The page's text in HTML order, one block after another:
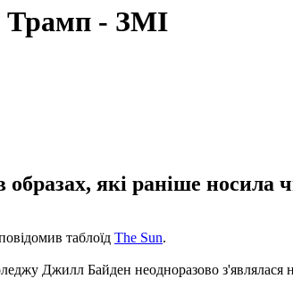
Трамп - ЗМІ
які раніше носила
таблоїд The ​​Sun.
Джилл Байден неодноразово